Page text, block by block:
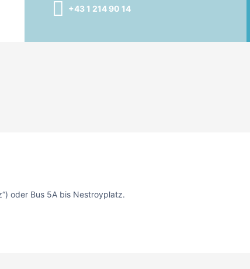
+43 1 214 90 14
oder Bus 5A bis Nestroyplatz.